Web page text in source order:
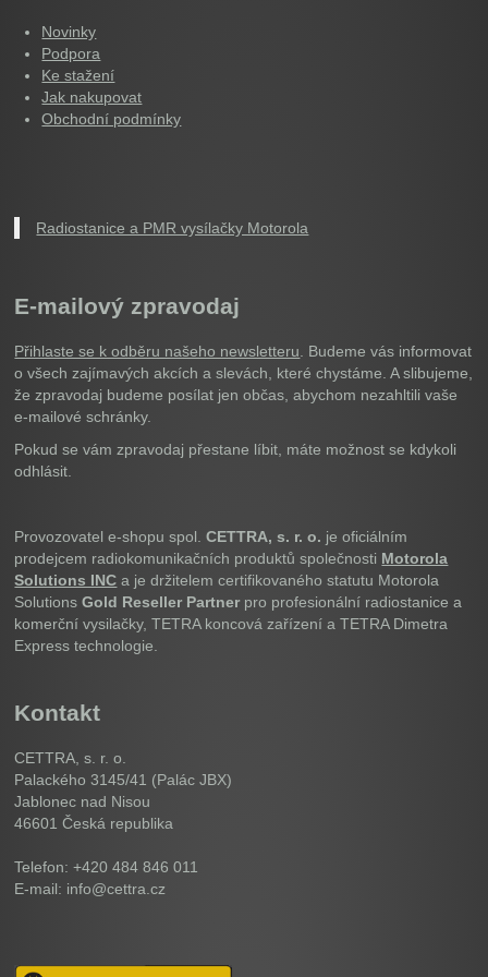
Novinky
Podpora
Ke stažení
Jak nakupovat
Obchodní podmínky
Radiostanice a PMR vysílačky Motorola
E-mailový zpravodaj
Přihlaste se k odběru našeho newsletteru . Budeme vás informovat
o všech zajímavých akcích a slevách, které chystáme. A slibujeme,
že zpravodaj budeme posílat jen občas, abychom nezahltili vaše
e-mailové schránky.
Pokud se vám zpravodaj přestane líbit, máte možnost se kdykoli
odhlásit.
Provozovatel e-shopu spol.CETTRA, s. r. o. je oficiálním
prodejcem radiokomunikačních produktů společnosti Motorola
Solutions INC a je držitelem certifikovaného statutu Motorola
SolutionsGold Reseller Partner pro profesionální radiostanice a
komerční vysilačky, TETRA koncová zařízení a TETRA Dimetra
Express technologie.
Kontakt
CETTRA, s. r. o.
Palackého 3145/41 (Palác JBX)
Jablonec nad Nisou
46601Česká republika
Telefon: +420 484 846 011
E-mail: info@cettra.cz